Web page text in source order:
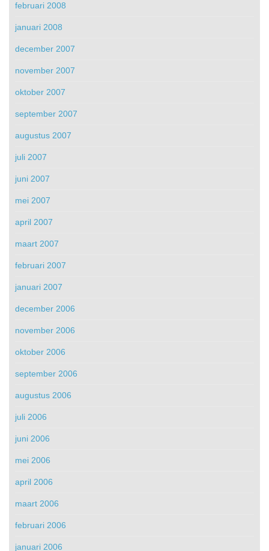
februari 2008
januari 2008
december 2007
november 2007
oktober 2007
september 2007
augustus 2007
juli 2007
juni 2007
mei 2007
april 2007
maart 2007
februari 2007
januari 2007
december 2006
november 2006
oktober 2006
september 2006
augustus 2006
juli 2006
juni 2006
mei 2006
april 2006
maart 2006
februari 2006
januari 2006